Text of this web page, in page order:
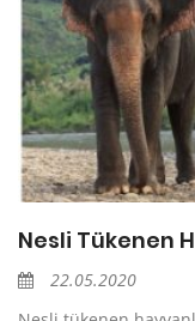
Nesli Tükenen
22.05.2020